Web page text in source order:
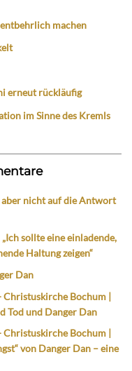
machen
erneut rückläufig
im Sinne des Kremls
aber nicht auf die Antwort
„Ich sollte eine einladende,
Haltung zeigen“
Dan
Christuskirche Bochum |
Tod und Danger Dan
Bochum |
von Danger Dan – eine